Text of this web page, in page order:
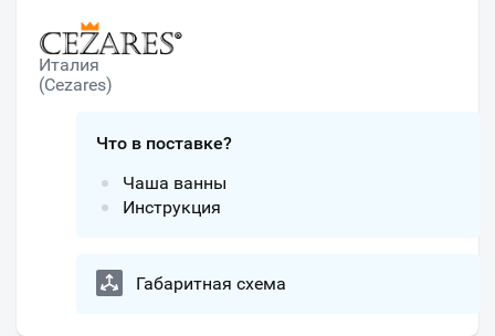
Италия
(Cezares)
Что в поставке?
Чаша ванны
Инструкция
Габаритная схема